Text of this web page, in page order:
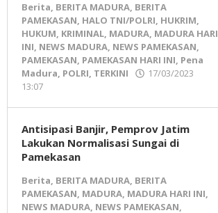
Berita, BERITA MADURA, BERITA
PAMEKASAN, HALO TNI/POLRI, HUKRIM,
HUKUM, KRIMINAL, MADURA, MADURA HARI
INI, NEWS MADURA, NEWS PAMEKASAN,
PAMEKASAN, PAMEKASAN HARI INI, Pena
Madura, POLRI, TERKINI
17/03/2023
13:07
Antisipasi Banjir, Pemprov Jatim
Lakukan Normalisasi Sungai di
Pamekasan
Berita, BERITA MADURA, BERITA
PAMEKASAN, MADURA, MADURA HARI INI,
NEWS MADURA, NEWS PAMEKASAN,